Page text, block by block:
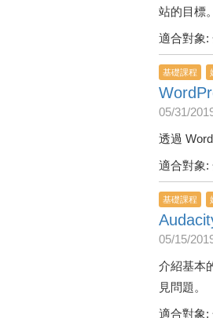
站的目標。
適合對象:
基礎課程
05/31/
透過
適合對象:
基礎課程
05/15/
介紹基本
見問題。
適合對象: